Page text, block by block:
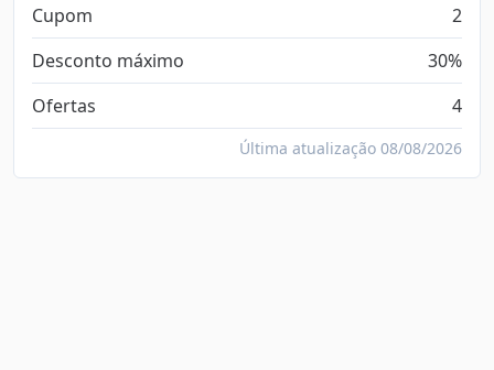
Cupom
2
Desconto máximo
30%
Ofertas
4
Última atualização 08/08/2026